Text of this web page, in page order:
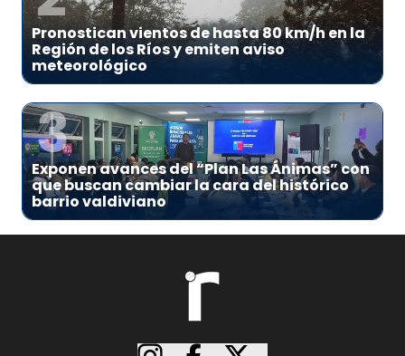
Pronostican vientos de hasta 80 km/h en la
Región de los Ríos y emiten aviso
meteorológico
3
Exponen avances del “Plan Las Ánimas” con
que buscan cambiar la cara del histórico
barrio valdiviano